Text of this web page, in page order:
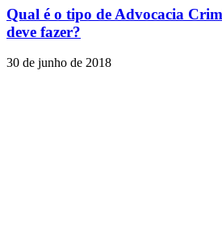
Qual é o tipo de Advocacia
deve fazer?
30 de junho de 2018